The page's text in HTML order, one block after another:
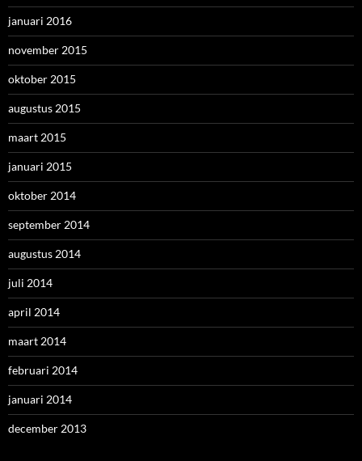
januari 2016
november 2015
oktober 2015
augustus 2015
maart 2015
januari 2015
oktober 2014
september 2014
augustus 2014
juli 2014
april 2014
maart 2014
februari 2014
januari 2014
december 2013